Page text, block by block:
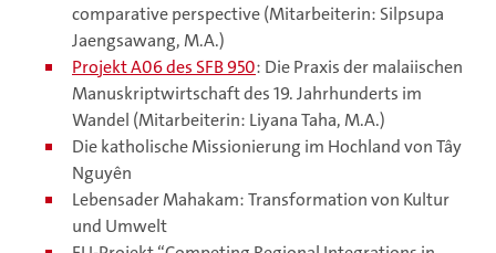
comparative perspective (Mitarbeiterin: Silpsupa
Jaengsawang, M.A.)
Projekt A06 des SFB 950: Die Praxis der malaiischen
Manuskriptwirtschaft des 19. Jahrhunderts im
Wandel (Mitarbeiterin: Liyana Taha, M.A.)
Die katholische Missionierung im Hochland von Tây
Nguyên
Lebensader Mahakam: Transformation von Kultur
und Umwelt